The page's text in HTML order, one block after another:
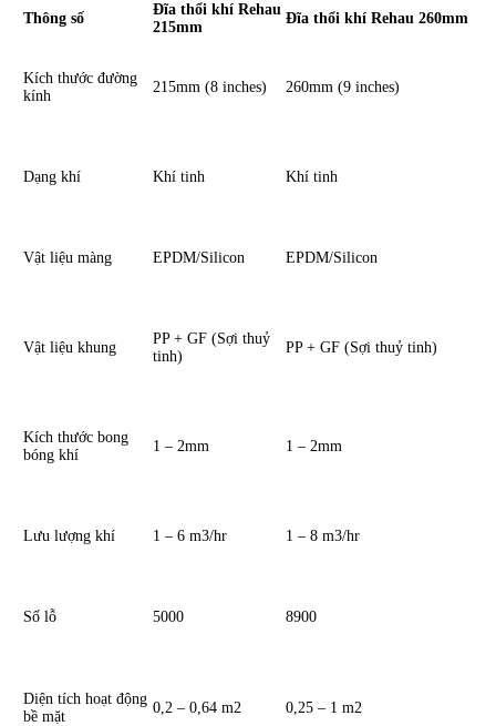
Thông số
Đĩa thổi khí Rehau
215mm
Đĩa thổi khí Rehau 260mm
Kích thước đường
kính
215mm (8 inches) 260mm (9 inches)
Dạng khí Khí tinh Khí tinh
Vật liệu màng EPDM/Silicon EPDM/Silicon
Vật liệu khung
PP + GF (Sợi thuỷ
tinh)
PP + GF (Sợi thuỷ tinh)
Kích thước bong
bóng khí
1 – 2mm 1 – 2mm
Lưu lượng khí 1 – 6 m3/hr 1 – 8 m3/hr
Số lỗ 5000 8900
Diện tích hoạt động
bề mặt
0,2 – 0,64 m2 0,25 – 1 m2